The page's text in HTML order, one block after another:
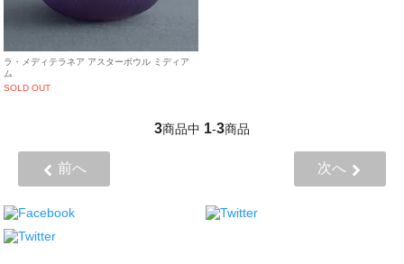
ラ・メディテラネア アスターボウル ミディア
ム
SOLD OUT
3商品中 1-3商品
前へ 次へ